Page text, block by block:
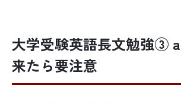
大学受験英語長文勉強③
来たら要注意